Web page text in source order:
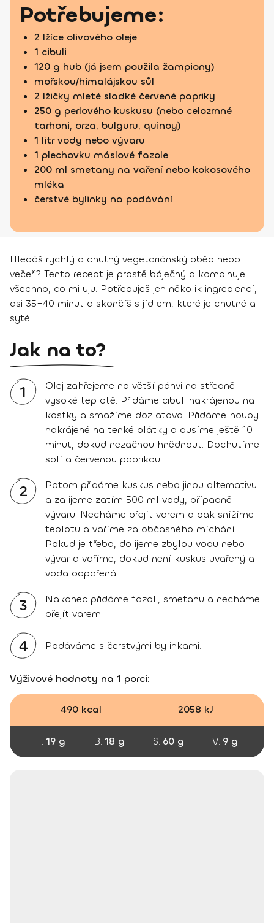
Potřebujeme:
2 lžíce olivového oleje
1 cibuli
120 g hub (já jsem použila žampiony)
mořskou/himalájskou sůl
2 lžičky mleté sladké červené papriky
250 g perlového kuskusu (nebo celozrnné
tarhoni, orza, bulguru, quinoy)
1 litr vody nebo vývaru
1 plechovku máslové fazole
200 ml smetany na vaření nebo kokosového
mléka
čerstvé bylinky na podávání
Hledáš rychlý a chutný vegetariánský oběd nebo
večeři? Tento recept je prostě báječný a kombinuje
všechno, co miluju. Potřebuješ jen několik ingrediencí,
asi 35–40 minut a skončíš s jídlem, které je chutné a
syté.
Jak na to?
1
Olej zahřejeme na větší pánvi na středně
vysoké teplotě. Přidáme cibuli nakrájenou na
kostky a smažíme dozlatova. Přidáme houby
nakrájené na tenké plátky a dusíme ještě 10
minut, dokud nezačnou hnědnout. Dochutíme
solí a červenou paprikou.
2
Potom přidáme kuskus nebo jinou alternativu
a zalijeme zatím 500 ml vody, případně
vývaru. Necháme přejít varem a pak snížíme
teplotu a vaříme za občasného míchání.
Pokud je třeba, dolijeme zbylou vodu nebo
vývar a vaříme, dokud není kuskus uvařený a
voda odpařená.
3
Nakonec přidáme fazoli, smetanu a necháme
přejít varem.
4 Podáváme s čerstvými bylinkami.
Výživové hodnoty na 1 porci:
490 kcal 2058 kJ
T: 19 g B: 18 g S: 60 g V: 9 g